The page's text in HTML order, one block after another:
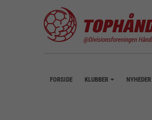
FORSIDE KLUBBER NYHEDER